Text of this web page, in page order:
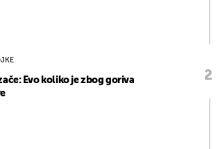
Evo koliko je zbog goriva